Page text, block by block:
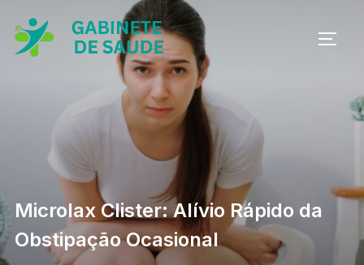
content
Microlax Clister: Alívio Rápido da
Obstipação Ocasional